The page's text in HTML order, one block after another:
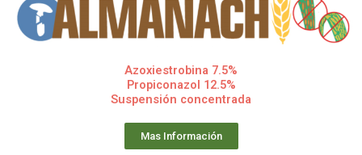
Azoxiestrobina 7.5%
Propiconazol 12.5%
Suspensión concentrada
Mas Información